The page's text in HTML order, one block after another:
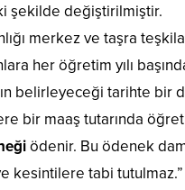
şekilde değiştirilmiştir.
merkez ve taşra
her öğretim yılı
belirleyeceği tarihte bir
bir maaş tutarında
ödenir. Bu ödenek
kesintilere tabi tutulmaz.”